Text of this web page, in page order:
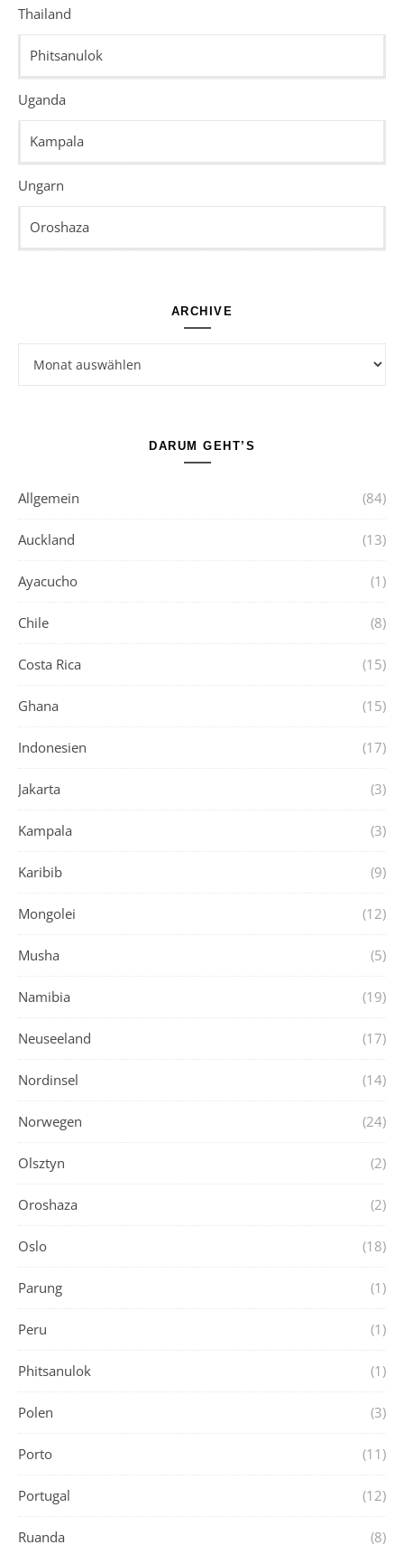
Thailand
Phitsanulok
Uganda
Kampala
Ungarn
Oroshaza
ARCHIVE
DARUM GEHT’S
Allgemein (84)
Auckland (13)
Ayacucho (1)
Chile (8)
Costa Rica (15)
Ghana (15)
Indonesien (17)
Jakarta (3)
Kampala (3)
Karibib (9)
Mongolei (12)
Musha (5)
Namibia (19)
Neuseeland (17)
Nordinsel (14)
Norwegen (24)
Olsztyn (2)
Oroshaza (2)
Oslo (18)
Parung (1)
Peru (1)
Phitsanulok (1)
Polen (3)
Porto (11)
Portugal (12)
Ruanda (8)